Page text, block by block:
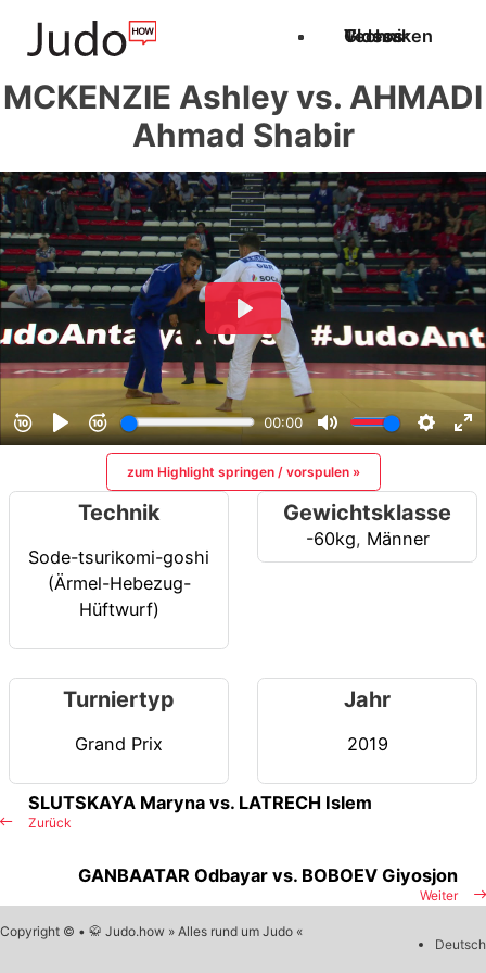
Techniken
Videos
Glossar
MCKENZIE Ashley vs. AHMADI
Ahmad Shabir
zum Highlight springen / vorspulen »
Technik
Sode-tsurikomi-goshi
(Ärmel-Hebezug-
Hüftwurf)
Gewichtsklasse
-60kg, Männer
Turniertyp
Grand Prix
Jahr
2019
Zurück
SLUTSKAYA Maryna vs. LATRECH Islem
Weiter
GANBAATAR Odbayar vs. BOBOEV Giyosjon
Copyright © • 🥋 Judo.how » Alles rund um Judo «
Deutsch